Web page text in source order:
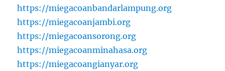
https://miegacoanbandarlampung.org
https://miegacoanjambi.org
https://miegacoansorong.org
https://miegacoanminahasa.org
https://miegacoangianyar.org